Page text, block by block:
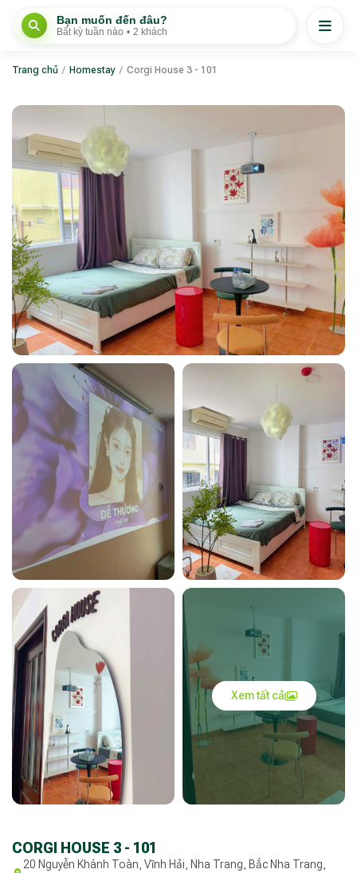
Bạn muốn đến đâu?
Bất kỳ tuần nào • 2 khách
Trang chủ / Homestay / Corgi House 3 - 101
Xem tất cả
CORGI HOUSE 3 - 101
20 Nguyễn Khánh Toàn, Vĩnh Hải, Nha Trang, Bắc Nha Trang,